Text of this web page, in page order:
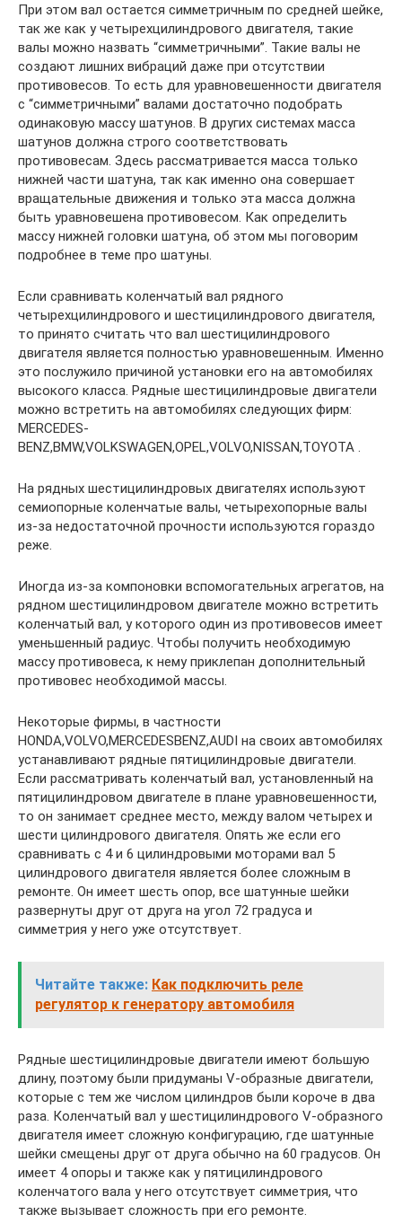
При этом вал остается симметричным по средней шейке,
так же как у четырехцилиндрового двигателя, такие
валы можно назвать “симметричными”. Такие валы не
создают лишних вибраций даже при отсутствии
противовесов. То есть для уравновешенности двигателя
с “симметричными” валами достаточно подобрать
одинаковую массу шатунов. В других системах масса
шатунов должна строго соответствовать
противовесам. Здесь рассматривается масса только
нижней части шатуна, так как именно она совершает
вращательные движения и только эта масса должна
быть уравновешена противовесом. Как определить
массу нижней головки шатуна, об этом мы поговорим
подробнее в теме про шатуны.
Если сравнивать коленчатый вал рядного
четырехцилиндрового и шестицилиндрового двигателя,
то принято считать что вал шестицилиндрового
двигателя является полностью уравновешенным. Именно
это послужило причиной установки его на автомобилях
высокого класса. Рядные шестицилиндровые двигатели
можно встретить на автомобилях следующих фирм:
MERCEDES-
BENZ,BMW,VOLKSWAGEN,OPEL,VOLVO,NISSAN,TOYOTA .
На рядных шестицилиндровых двигателях используют
семиопорные коленчатые валы, четырехопорные валы
из-за недостаточной прочности используются гораздо
реже.
Иногда из-за компоновки вспомогательных агрегатов, на
рядном шестицилиндровом двигателе можно встретить
коленчатый вал, у которого один из противовесов имеет
уменьшенный радиус. Чтобы получить необходимую
массу противовеса, к нему приклепан дополнительный
противовес необходимой массы.
Некоторые фирмы, в частности
HONDA,VOLVO,MERCEDESBENZ,AUDI на своих автомобилях
устанавливают рядные пятицилиндровые двигатели.
Если рассматривать коленчатый вал, установленный на
пятицилиндровом двигателе в плане уравновешенности,
то он занимает среднее место, между валом четырех и
шести цилиндрового двигателя. Опять же если его
сравнивать с 4 и 6 цилиндровыми моторами вал 5
цилиндрового двигателя является более сложным в
ремонте. Он имеет шесть опор, все шатунные шейки
развернуты друг от друга на угол 72 градуса и
симметрия у него уже отсутствует.
Читайте также: Как подключить реле
регулятор к генератору автомобиля
Рядные шестицилиндровые двигатели имеют большую
длину, поэтому были придуманы V-образные двигатели,
которые с тем же числом цилиндров были короче в два
раза. Коленчатый вал у шестицилиндрового V-образного
двигателя имеет сложную конфигурацию, где шатунные
шейки смещены друг от друга обычно на 60 градусов. Он
имеет 4 опоры и также как у пятицилиндрового
коленчатого вала у него отсутствует симметрия, что
также вызывает сложность при его ремонте.